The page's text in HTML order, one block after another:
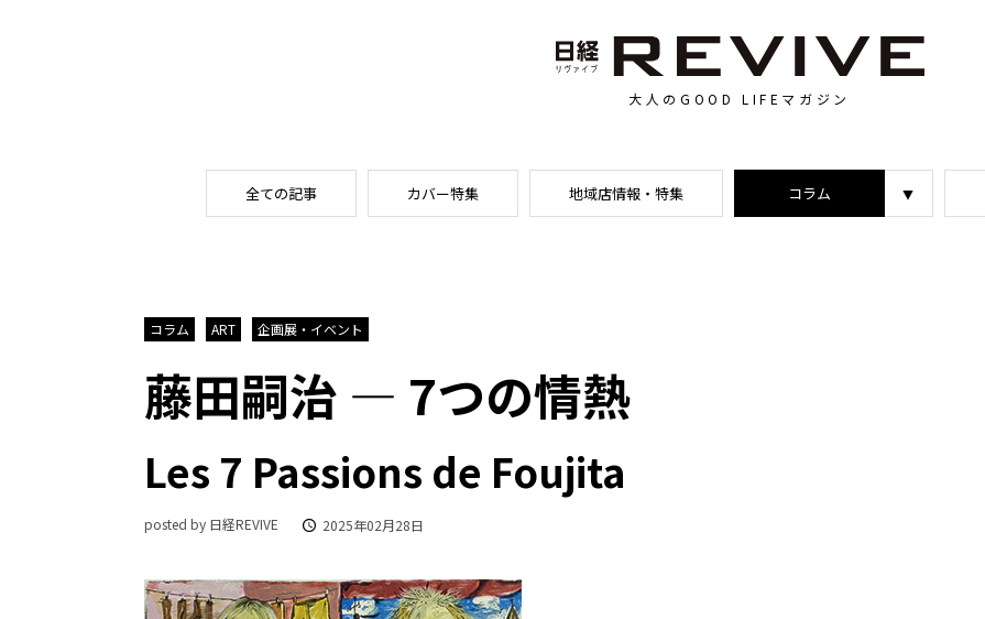
大人のGOOD LIFEマガジン
全ての記事 カバー特集 地域店情報・特集 コラム
コラム
ART 企画展・イベント
藤田嗣治 ― 7つの情熱
Les 7 Passions de Foujita
posted by 日経REVIVE 2025年02月28日